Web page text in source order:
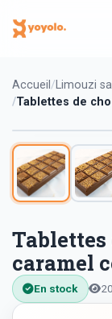
Accueil
Limouzi
Tablettes de
Tablettes
caramel
En stock